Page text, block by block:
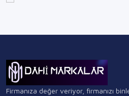
Firmanıza değer veriyor, firmanızı